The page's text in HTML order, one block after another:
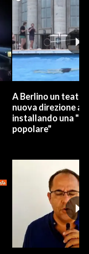
A Berlino un
nuova direzione
installando una
popolare"